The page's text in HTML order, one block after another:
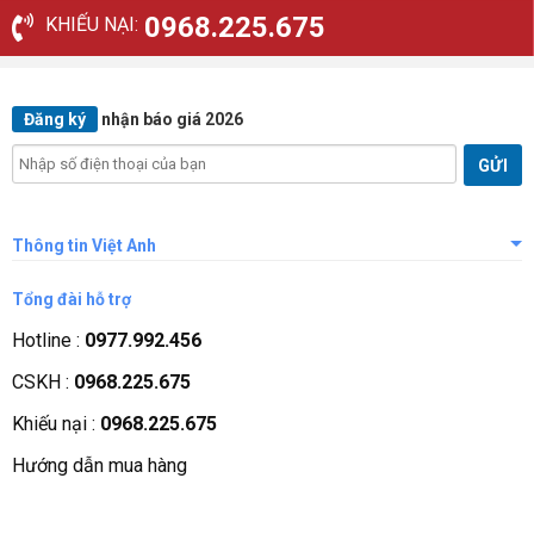
KHIẾU NẠI: 0968.225.675
Đăng ký nhận báo giá 2026
Thông tin Việt Anh
Giới thiệu công ty
Tầm nhìn sứ mệnh
Quá trình phát triển
Các chứng nhận
Liên hệ, góp ý
Tổng đài hỗ trợ
Hotline : 0977.992.456
CSKH : 0968.225.675
Khiếu nại : 0968.225.675
Hướng dẫn mua hàng